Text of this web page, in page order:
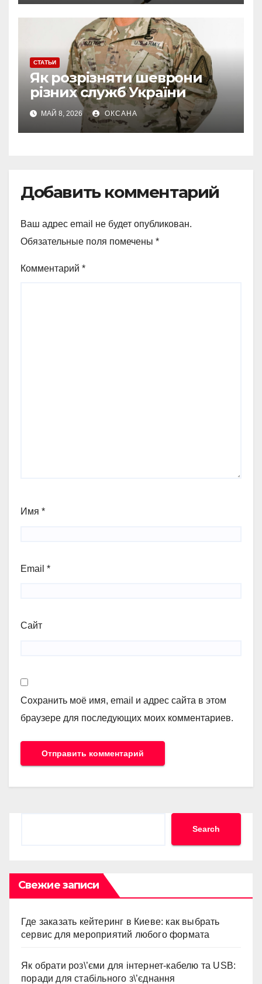
СТАТЬИ
Як розрізняти шеврони
різних служб України
МАЙ 8, 2026 ОКСАНА
Добавить комментарий
Ваш адрес email не будет опубликован.
Обязательные поля помечены *
Комментарий *
Имя *
Email *
Сайт
Сохранить моё имя, email и адрес сайта в этом
браузере для последующих моих комментариев.
Search
Свежие записи
Где заказать кейтеринг в Киеве: как выбрать
сервис для мероприятий любого формата
Як обрати роз\’єми для інтернет-кабелю та USB:
поради для стабільного з\’єднання